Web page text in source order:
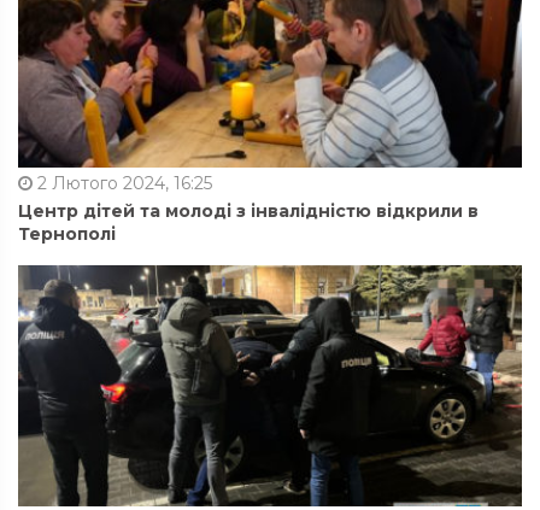
2 Лютого 2024, 16:25
Центр дітей та молоді з інвалідністю відкрили в
Тернополі